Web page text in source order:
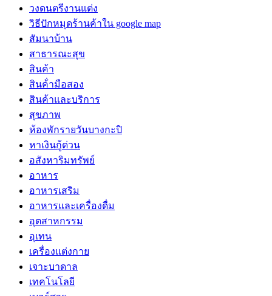
วงดนตรีงานแต่ง
วิธีปักหมุดร้านค้าใน google map
สัมนาบ้าน
สาธารณะสุข
สินค้า
สินค้่ามือสอง
สินค้าและบริการ
สุขภาพ
ห้องพักรายวันบางกะปิ
หาเงินกู้ด่วน
อสังหาริมทรัพย์
อาหาร
อาหารเสริม
อาหารและเครื่องดื่ม
อุตสาหกรรม
อุเทน
เครื่องแต่งกาย
เจาะบาดาล
เทคโนโลยี